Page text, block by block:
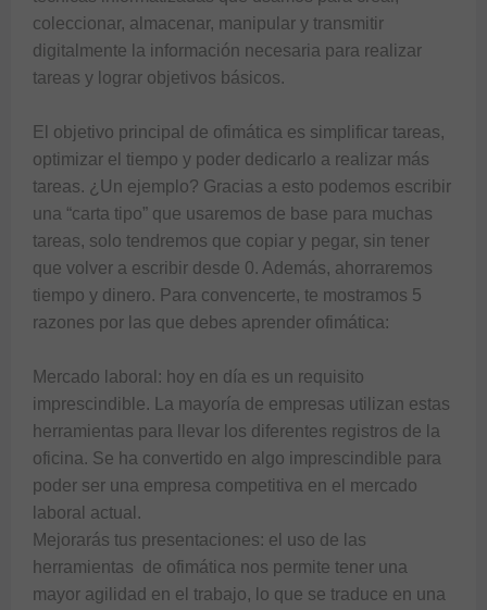
coleccionar, almacenar, manipular y transmitir
digitalmente la información necesaria para realizar
tareas y lograr objetivos básicos.
El objetivo principal de ofimática es simplificar tareas,
optimizar el tiempo y poder dedicarlo a realizar más
tareas. ¿Un ejemplo? Gracias a esto podemos escribir
una “carta tipo” que usaremos de base para muchas
tareas, solo tendremos que copiar y pegar, sin tener
que volver a escribir desde 0. Además, ahorraremos
tiempo y dinero. Para convencerte, te mostramos 5
razones por las que debes aprender ofimática:
Mercado laboral: hoy en día es un requisito
imprescindible. La mayoría de empresas utilizan estas
herramientas para llevar los diferentes registros de la
oficina. Se ha convertido en algo imprescindible para
poder ser una empresa competitiva en el mercado
laboral actual.
Mejorarás tus presentaciones: el uso de las
herramientas  de ofimática nos permite tener una
mayor agilidad en el trabajo, lo que se traduce en una